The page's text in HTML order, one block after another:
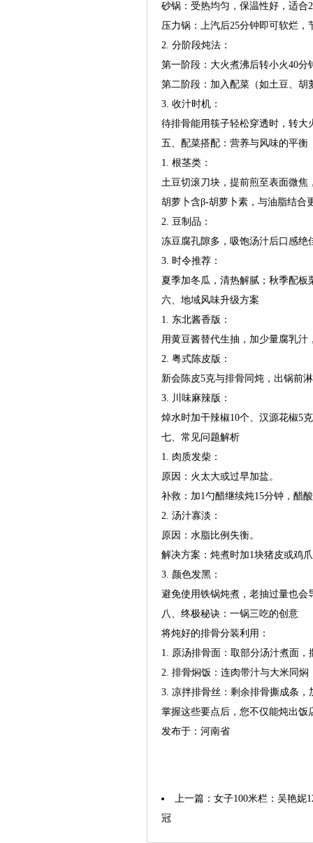
砂锅：受热均匀，保温性好，适合
压力锅：上汽后25分钟即可软烂，
2. 分阶段炖法：
第一阶段：大火煮沸后转小火40分
第二阶段：加入配菜（如土豆、胡
3. 收汁时机：
待排骨能用筷子轻松穿透时，转
五、配菜搭配：营养与风味的平衡
1. 根茎类：
土豆切滚刀块，提前煎至表面微焦
胡萝卜含β-胡萝卜素，与油脂结合
2. 豆制品：
冻豆腐孔隙多，吸饱汤汁后口感绝
3. 时令推荐：
夏季加冬瓜，清热解腻；秋季配板
六、地域风味升级方案
1. 东北酱香版：
用黄豆酱替代生抽，加少量腐乳汁
2. 粤式陈皮版：
新会陈皮5克与排骨同炖，出锅前
3. 川味麻辣版：
焯水时加干辣椒10个、汉源花椒5
七、常见问题解析
1. 肉质发柴：
原因：火太大或过早加盐。
补救：加1勺醋继续炖15分钟，醋
2. 汤汁寡淡：
原因：水脂比例失衡。
解决方案：炖煮时加1块猪皮或鸡
3. 颜色发黑：
避免使用铁锅炖煮，老抽过量也会
八、终极秘诀：一锅三吃的创意
将炖好的排骨分装利用：
1. 原汤排骨面：取部分汤汁煮面，
2. 排骨焖饭：连肉带汁与大米同焖
3. 凉拌排骨丝：剩余排骨撕成条，
掌握这些要点后，您不仅能炖出
发布于：河南省
上一篇： 女子100米栏：吴艳妮
冠